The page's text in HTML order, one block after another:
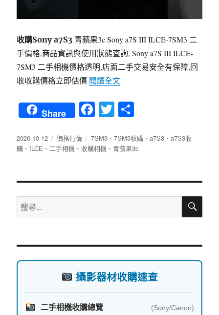
收購Sony a7S3 青蘋果3c Sony a7S III ILCE-7SM3 二
手價格,商品資訊與使用狀態查詢, Sony a7S III ILCE-
7SM3 二手相機價格透明,店面二手交易安全有保障,回
收收購價格立即估價 閱讀全文〈收購Sony a7S3 | ILCE-
Share Fa
bo
ok
T
tte
r
發
佈
2020-10-12
分
類
價格行情
標
籤
7SM3 、7SM3收購 、a7S3 、a7S3收
購 、 ILCE 、 二手相機 、 收購相機 、青蘋果3c
搜
尋
鍵
搜
攝影器材收購速查
二手相機收購總覽 (Sony/Canon)